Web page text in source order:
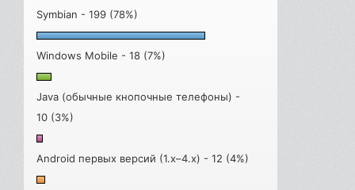
Symbian - 199 (78%)
Windows Mobile - 18 (7%)
Java (обычные кнопочные телефоны) -
10 (3%)
Android первых версий (1.x–4.x) - 12 (4%)